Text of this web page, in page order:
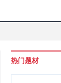
热门题材